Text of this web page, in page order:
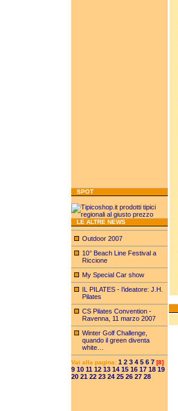
SPOT
LE ALTRE NEWS
Outdoor 2007
10° Beach Line Festival a
Riccione
My Special Car show
IL PILATES - l’ideatore: J.H.
Pilates
CS Pilates Convention -
Ravenna, 11 marzo 2007
Winter Golf Challenge,
quando il green diventa
white…
Vai alla pagina: 1 2 3 4 5 6 7 [8]
9 10 11 12 13 14 15 16 17 18 19
20 21 22 23 24 25 26 27 28